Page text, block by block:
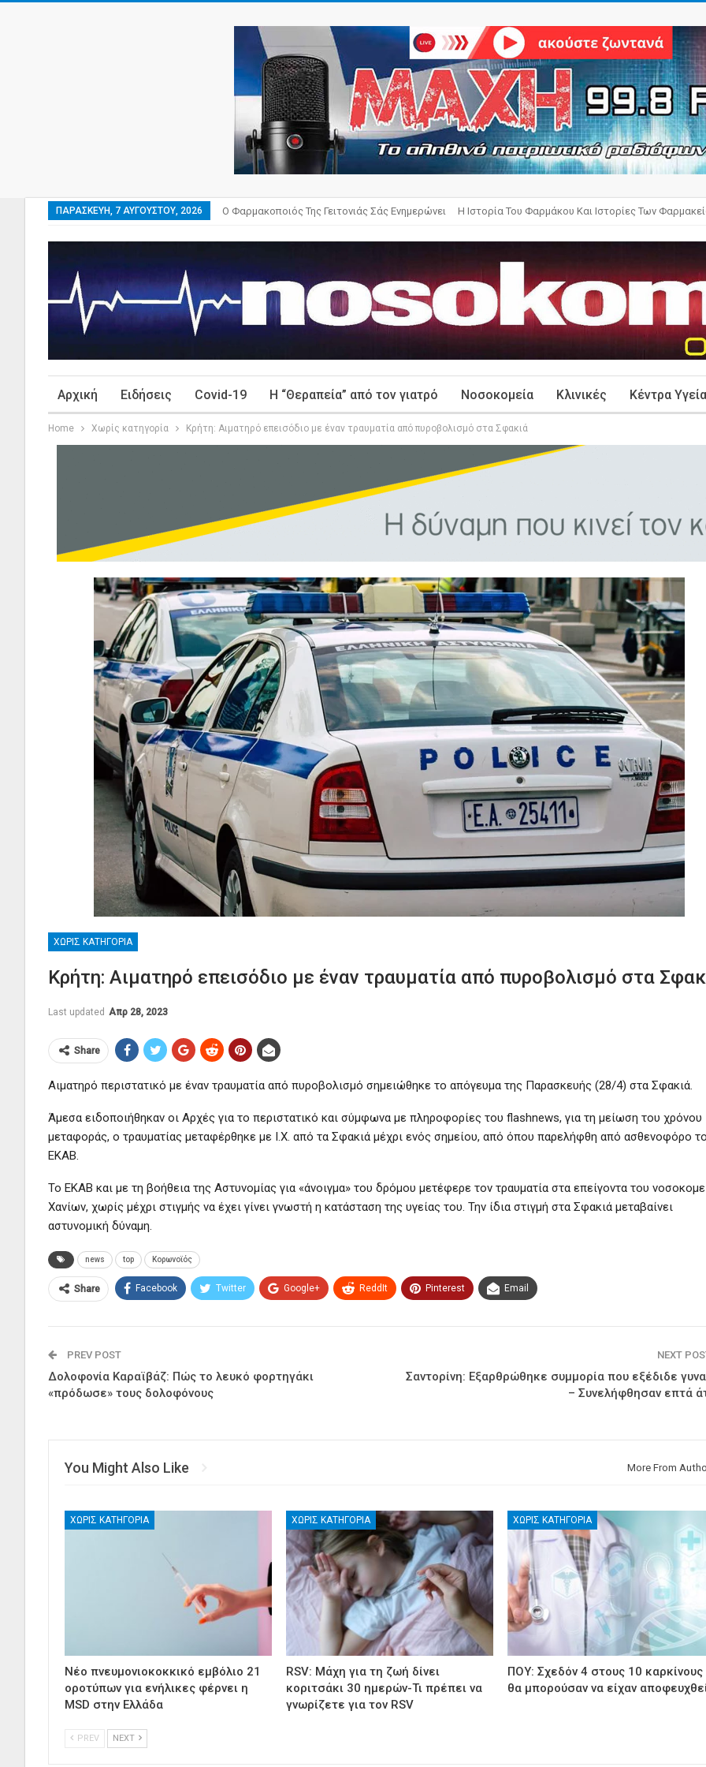
ΠΑΡΑΣΚΕΥΉ, 7 ΑΥΓΟΎΣΤΟΥ, 2026 Ο Φαρμακοποιός Της Γειτονιάς Σάς Ενημερώνει Η Ιστορία Του Φαρμάκου Και Ιστορίες Των
Αρχική Ειδήσεις Covid-19 Η “Θεραπεία” από τον γιατρό Νοσοκομεία Κλινικές Κέντρα
Home Χωρίς κατηγορία Κρήτη: Αιματηρό επεισόδιο με έναν τραυματία από πυροβολισμό στα Σφακιά
ΧΩΡΊΣ ΚΑΤΗΓΟΡΊΑ
Κρήτη: Αιματηρό επεισόδιο με έναν τραυματία από πυροβολισμό στα
Last updated Απρ 28, 2023
Share
Αιματηρό περιστατικό με έναν τραυματία από πυροβολισμό σημειώθηκε το απόγευμα της Παρασκευής (28/4) στα Σφακιά.
Άμεσα ειδοποιήθηκαν οι Αρχές για το περιστατικό και σύμφωνα με πληροφορίες του flashnews, για τη μείωση του χρόνου
μεταφοράς, ο τραυματίας μεταφέρθηκε με Ι.Χ. από τα Σφακιά μέχρι ενός σημείου, από όπου παρελήφθη από ασθενοφόρο
ΕΚΑΒ.
Το ΕΚΑΒ και με τη βοήθεια της Αστυνομίας για «άνοιγμα» του δρόμου μετέφερε τον τραυματία στα επείγοντα του
Χανίων, χωρίς μέχρι στιγμής να έχει γίνει γνωστή η κατάσταση της υγείας του. Την ίδια στιγμή στα Σφακιά μεταβαίνει
αστυνομική δύναμη.
news top Κορωνοϊός
Share Facebook Twitter Google+ ReddIt Pinterest Email
PREV POST
Δολοφονία Καραϊβάζ: Πώς το λευκό φορτηγάκι
«πρόδωσε» τους δολοφόνους
NEXT
Σαντορίνη: Εξαρθρώθηκε συμμορία που εξέδιδε
– Συνελήφθησαν επτά
You Might Also Like More From
ΧΩΡΊΣ ΚΑΤΗΓΟΡΊΑ
Νέο πνευμονιοκοκκικό εμβόλιο 21
οροτύπων για ενήλικες φέρνει η
MSD στην Ελλάδα
ΧΩΡΊΣ ΚΑΤΗΓΟΡΊΑ
RSV: Μάχη για τη ζωή δίνει
κοριτσάκι 30 ημερών-Τι πρέπει να
γνωρίζετε για τον RSV
ΧΩΡΊΣ ΚΑΤΗΓΟΡΊΑ
ΠΟΥ: Σχεδόν 4 στους 10 καρκίνους
θα μπορούσαν να είχαν
PREV NEXT